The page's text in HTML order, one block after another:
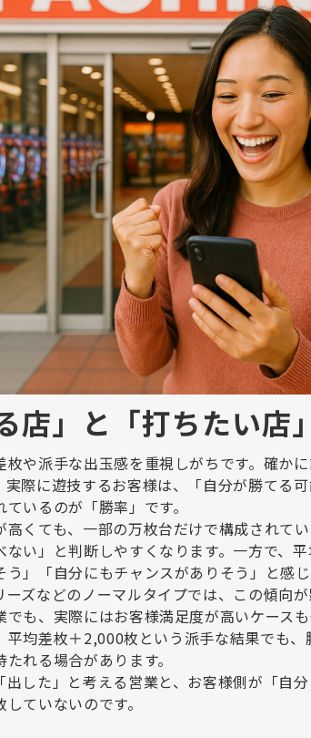
店」と「打ちたい店
枚や派手な出玉感を重視しがちです。確か
際に遊技するお客様は、「自分が勝てる可
いるのが「勝率」です。
高くても、一部の万枚台だけで構成されて
ない」と判断しやすくなります。一方で、
」「自分にもチャンスがありそう」と感じ
ーズなどのノーマルタイプでは、この傾向
でも、実際にはお客様満足度が高いケース
平均差枚＋2,000枚という派手な結果でも、
れる場合があります。
出した」と考える営業と、お客様側が「自
ていないのです。